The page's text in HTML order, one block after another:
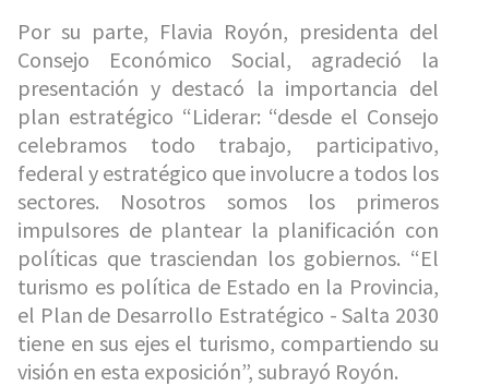
Por su parte, Flavia Royón, presidenta del
Consejo Económico Social, agradeció la
presentación y destacó la importancia del
plan estratégico “Liderar: “desde el Consejo
celebramos todo trabajo, participativo,
federal y estratégico que involucre a todos los
sectores. Nosotros somos los primeros
impulsores de plantear la planificación con
políticas que trasciendan los gobiernos. “El
turismo es política de Estado en la Provincia,
el Plan de Desarrollo Estratégico - Salta 2030
tiene en sus ejes el turismo, compartiendo su
visión en esta exposición”, subrayó Royón.